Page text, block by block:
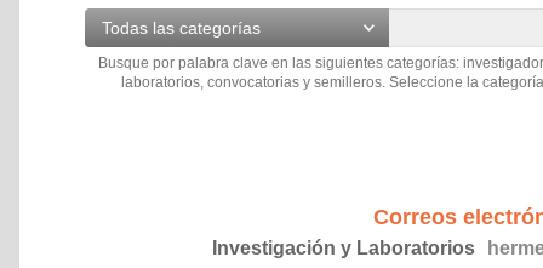
Todas las categorías
Busque por palabra clave en las siguientes categorías:
laboratorios, convocatorias y semilleros. Seleccione la
Correos
Investigación y Laboratorios